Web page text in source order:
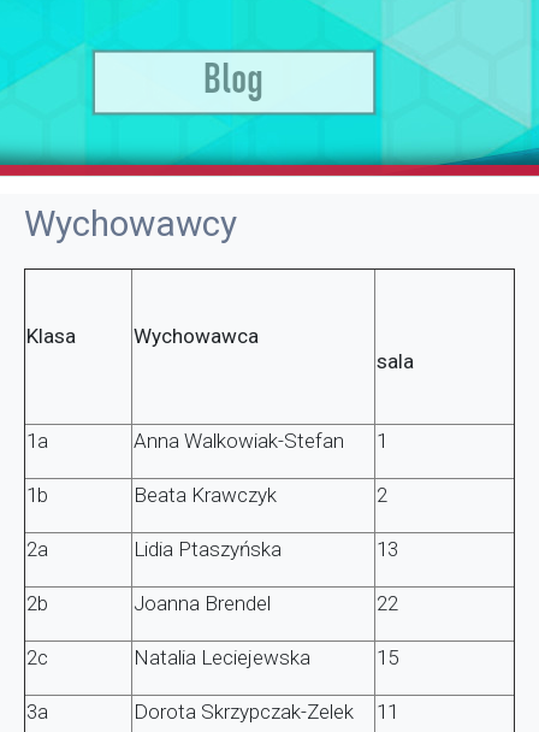
Wychowawcy
Klasa
Wychowawca
sala
1a Anna Walkowiak-Stefan 1
1b Beata Krawczyk 2
2a Lidia Ptaszyńska 13
2b Joanna Brendel 22
2c Natalia Leciejewska 15
3a Dorota Skrzypczak-Zelek 11